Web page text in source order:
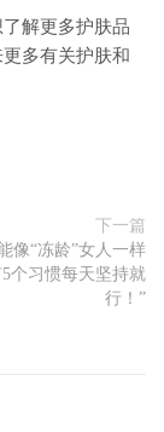
解更多护肤品
多有关护肤和
下一篇
像“冻龄”女人一样
个习惯每天坚持就
行！”